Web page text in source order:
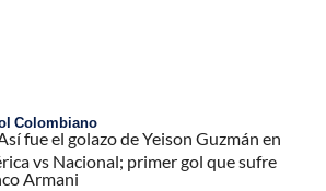
Colombiano
fue el golazo de Yeison Guzmán en
vs Nacional; primer gol que sufre
Armani